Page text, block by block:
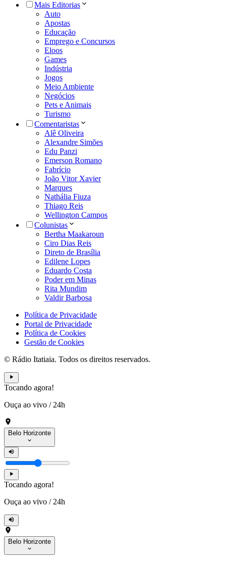
Mais Editorias
Auto
Apostas
Educação
Emprego e Concursos
Eloos
Games
Indústria
Jogos
Meio Ambiente
Negócios
Pets e Animais
Turismo
Comentaristas
Alê Oliveira
Alexandre Simões
Edu Panzi
Emerson Romano
Fabrício
João Vitor Xavier
Marques
Nathália Fiuza
Thiago Reis
Wellington Campos
Colunistas
Bertha Maakaroun
Ciro Dias Reis
Direto de Brasília
Edilene Lopes
Eduardo Costa
Poder em Minas
Rita Mundim
Valdir Barbosa
Política de Privacidade
Portal de Privacidade
Política de Cookies
Gestão de Cookies
© Rádio Itatiaia. Todos os direitos reservados.
Tocando agora!
Ouça ao vivo / 24h
Belo Horizonte
Tocando agora!
Ouça ao vivo / 24h
Belo Horizonte